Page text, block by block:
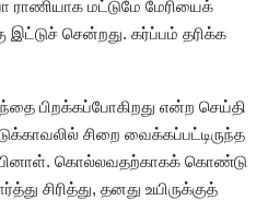
மட்டுமே மேரியைக்
சென்றது. கர்ப்பம் தரிக்க
பிறக்கப்போகிறது என்ற செய்தி
சிறை வைக்கப்பட்டிருந்த
கொல்லவதற்காகக் கொண்டு
சிரித்து, தனது உயிருக்குத்